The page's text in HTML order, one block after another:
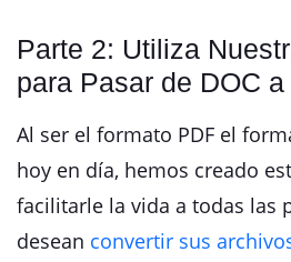
Parte 2: Utiliza
para Pasar de DOC
Al ser el formato PDF el
hoy en día, hemos creado
facilitarle la vida a todas las
desean convertir sus